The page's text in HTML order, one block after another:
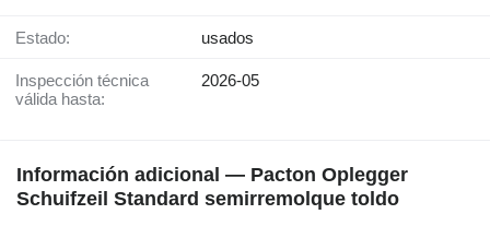
Estado: usados
Inspección técnica
válida hasta:
2026-05
Información adicional — Pacton Oplegger
Schuifzeil Standard semirremolque toldo